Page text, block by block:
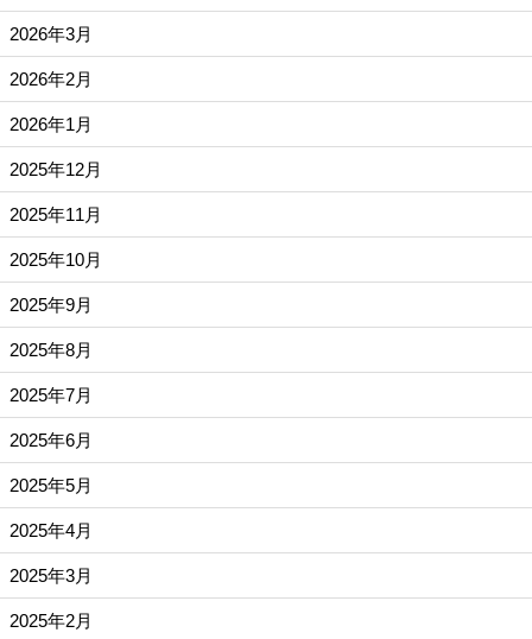
2026年3月
2026年2月
2026年1月
2025年12月
2025年11月
2025年10月
2025年9月
2025年8月
2025年7月
2025年6月
2025年5月
2025年4月
2025年3月
2025年2月